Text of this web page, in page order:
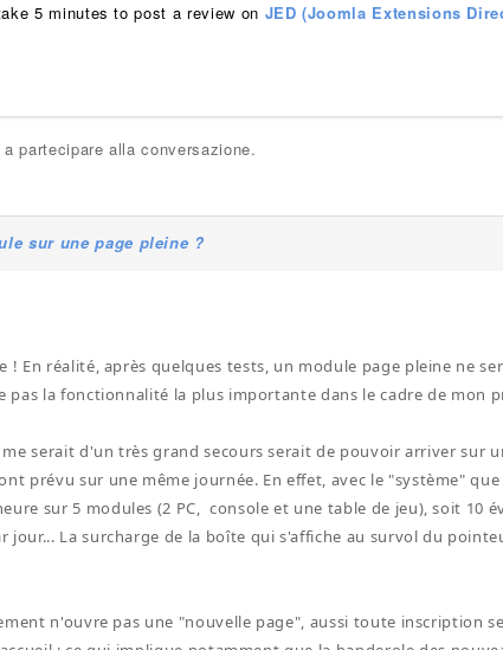
5 minutes to post a review on JED (Joomla Extensions
a partecipare alla conversazione.
sur une page pleine ?
! En réalité, après quelques tests, un module page pleine ne
pas la fonctionnalité la plus importante dans le cadre de mon
serait d'un très grand secours serait de pouvoir arriver sur
prévu sur une même journée. En effet, avec le "système"
sur 5 modules (2 PC, console et une table de jeu), soit 10
jour... La surcharge de la boîte qui s'affiche au survol du
n'ouvre pas une "nouvelle page", aussi toute inscription